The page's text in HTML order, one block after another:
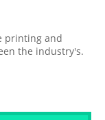
printing and
the industry's.